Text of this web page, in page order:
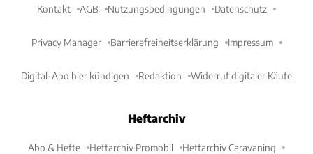
Kontakt AGB Nutzungsbedingungen Datenschutz
Privacy Manager Barrierefreiheitserklärung Impressum
Digital-Abo hier kündigen Redaktion Widerruf digitaler Käufe
Heftarchiv
Abo & Hefte Heftarchiv Promobil Heftarchiv Caravaning